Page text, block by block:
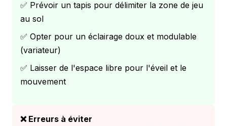
✅ Prévoir un tapis pour délimiter la zone de jeu
au sol
✅ Opter pour un éclairage doux et modulable
(variateur)
✅ Laisser de l'espace libre pour l'éveil et le
mouvement
❌ Erreurs à éviter